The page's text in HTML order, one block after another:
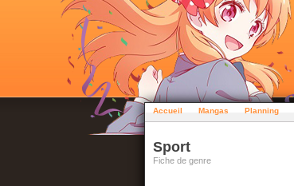
Accueil Mangas Planning
Sport
Fiche de genre